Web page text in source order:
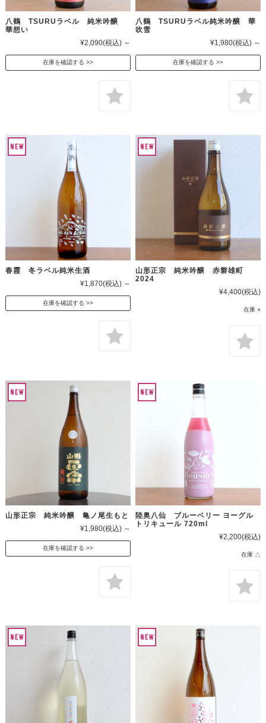
八鶴 TSURUラベル 純米吟醸
華想い
¥2,090(税込) ～
在庫を確認する
八鶴 TSURUラベル純米吟醸 華
吹雪
¥1,980(税込) ～
在庫を確認する
春霞 冬ラベル純米生酒
¥1,870(税込) ～
在庫を確認する
山形正宗 純米吟醸 赤磐雄町
2024
¥4,400(税込)
在庫 ○
山形正宗 純米吟醸 亀ノ尾生もと
¥1,980(税込) ～
在庫を確認する
陸奥八仙 ブルーベリー ヨーグル
トリキュール 720ml
¥2,200(税込)
在庫 △